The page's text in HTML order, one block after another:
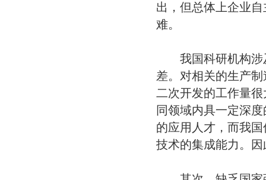
出，但总体上企业
难。
我国科研机构涉
差。对相关的生产
二次开发的工作量
同领域内具一定深
的应用人才，而我
技术的集成能力。